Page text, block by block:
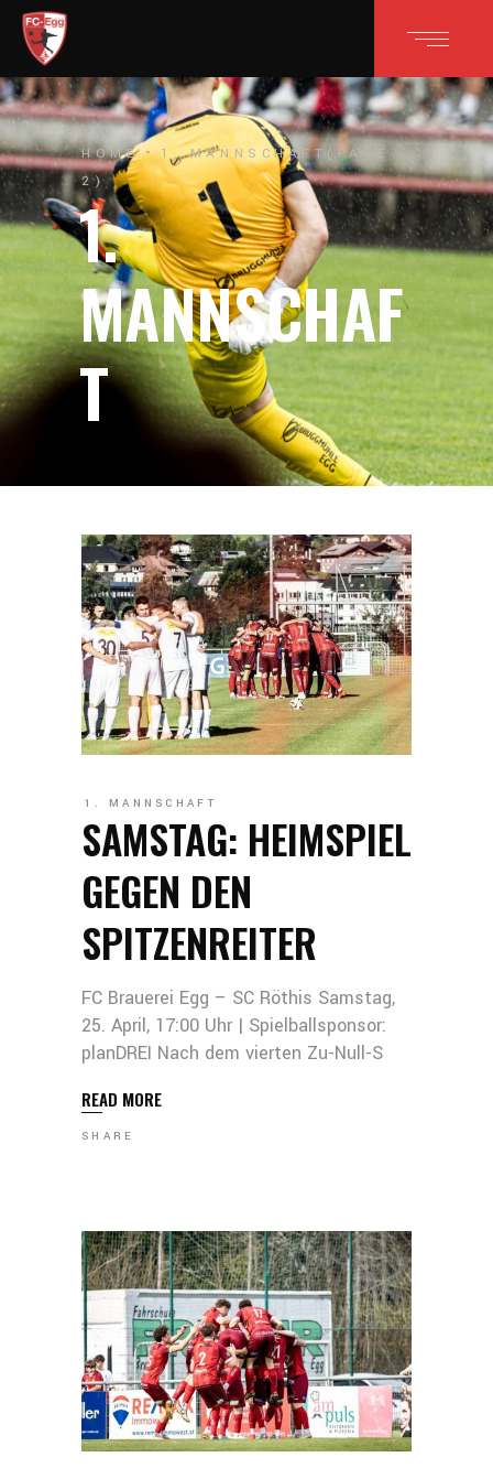
HOME 1. MANNSCHAFT (PAGE
2)
1.
MANNSCHAF
T
1. MANNSCHAFT
SAMSTAG: HEIMSPIEL
GEGEN DEN
SPITZENREITER
FC Brauerei Egg – SC Röthis Samstag,
25. April, 17:00 Uhr | Spielballsponsor:
planDREI Nach dem vierten Zu-Null-S
READ MORE
SHARE